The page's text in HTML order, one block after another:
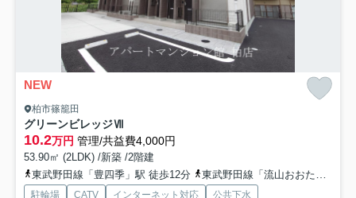
NEW
柏市篠籠田
グリーンビレッジⅦ
10.2万円 管理/共益費4,000円
53.90㎡ (2LDK) /新築 /2階建
東武野田線「豊四季」駅 徒歩12分
東武野田線「流山おおたかの森」駅 徒歩27分
駐輪場 CATV インターネット対応 公共下水